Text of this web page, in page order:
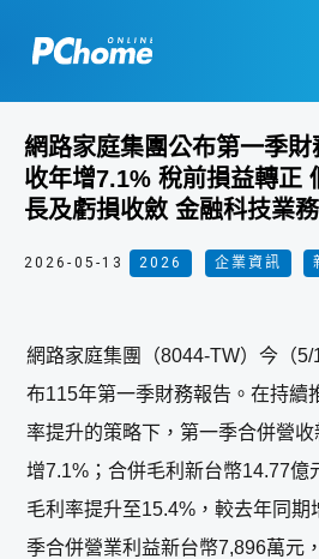
網路家庭集團公布第一季
收年增7.1% 稅前損益轉正
長及虧損收斂 金融科技業
2026-05-13 2026 企業資訊
網路家庭集團（8044-TW）今（
布115年第一季財務報告。在持續
率提升的策略下，第一季合併營
增7.1%；合併毛利新台幣14.77億
毛利率提升至15.4%，較去年同期
季合併營業利益新台幣7,896萬元